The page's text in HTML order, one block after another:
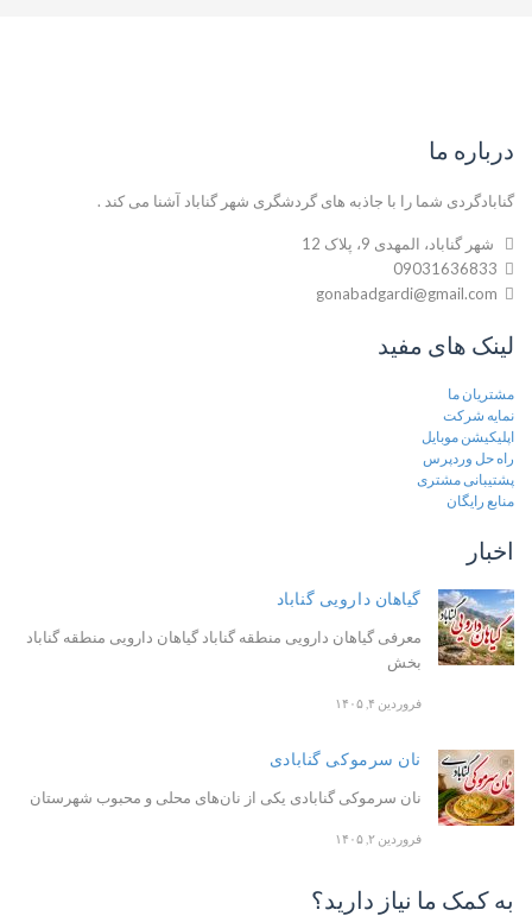
درباره ما
گنابادگردی شما را با جاذبه های گردشگری شهر گناباد آشنا می کند .
شهر گناباد، المهدی 9، پلاک 12
لینک های مفید
مشتریان ما
نمایه شرکت
اپلیکیشن موبایل
راه حل وردپرس
پشتیبانی مشتری
منابع رایگان
اخبار
گیاهان دارویی گناباد
معرفی گیاهان دارویی منطقه گناباد گیاهان دارویی منطقه گناباد
بخش
فروردین ۴, ۱۴۰۵
نان سرموکی گنابادی
نان سرموکی گنابادی یکی از نان‌های محلی و محبوب شهرستان
فروردین ۲, ۱۴۰۵
به کمک ما نیاز دارید؟